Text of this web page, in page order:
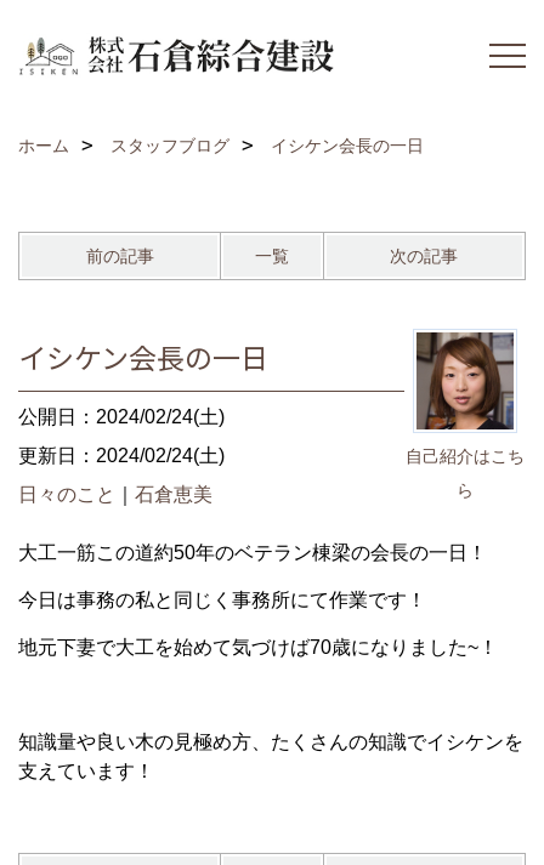
ホーム スタッフブログ イシケン会長の一日
前の記事 一覧 次の記事
自己紹介はこち
ら
イシケン会長の一日
公開日：2024/02/24(土)
更新日：2024/02/24(土)
日々のこと
石倉恵美
大工一筋この道約50年のベテラン棟梁の会長の一日！
今日は事務の私と同じく事務所にて作業です！
地元下妻で大工を始めて気づけば70歳になりました~！
知識量や良い木の見極め方、たくさんの知識でイシケンを
支えています！